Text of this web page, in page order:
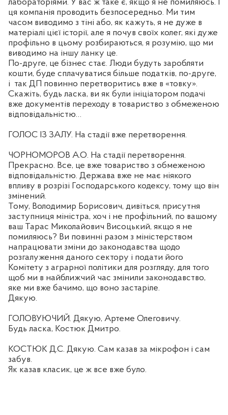
лабораторіями. У вас ж таке є, якщо я не помиляюсь. І
ця компанія проводить безпосередньо. Ми тим
часом виводимо з тіні або, як кажуть, я не дуже в
матеріалі цієї історії, але я почув своїх колег, які дуже
профільно в цьому розбираються, я розумію, що ми
виводимо на іншу ланку це.
По-друге, це бізнес стає. Люди будуть заробляти
кошти, буде сплачуватися більше податків, по-друге,
і так ДП повинно перетворитись вже в «товку».
Скажіть, будь ласка, ви як були ініціатором подачі
вже документів переходу в товариство з обмеженою
відповідальністю…
ГОЛОС ІЗ ЗАЛУ. На стадії вже перетворення.
ЧОРНОМОРОВ А.О. На стадії перетворення.
Прекрасно. Все, це вже товариство з обмеженою
відповідальністю. Держава вже не має ніякого
впливу в розрізі Господарського кодексу, тому що він
змінений.
Тому, Володимир Борисович, дивіться, присутня
заступниця міністра, хоч і не профільний, по вашому
ваш Тарас Миколайович Висоцький, якщо я не
помиляюсь? Ви повинні разом з міністерством
напрацювати зміни до законодавства щодо
розгалуження даного сектору і подати його
Комітету з аграрної політики для розгляду, для того
щоб ми в найближчий час змінили законодавство,
яке ми вже бачимо, що воно застаріле.
Дякую.
ГОЛОВУЮЧИЙ. Дякую, Артеме Олеговичу.
Будь ласка, Костюк Дмитро.
КОСТЮК Д.С. Дякую. Сам казав за мікрофон і сам
забув.
Як казав класик, це ж все вже було.